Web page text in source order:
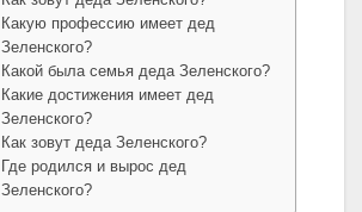
Какую профессию имеет дед
Зеленского?
Какой была семья деда Зеленского?
Какие достижения имеет дед
Зеленского?
Как зовут деда Зеленского?
Где родился и вырос дед
Зеленского?